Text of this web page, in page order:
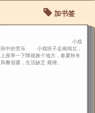
加书签
小戏
班中的苦乐 小戏班子走南闯北，
上座率一下降就换个地方，春夏秋冬
风餐宿露，生活缺乏 规律。